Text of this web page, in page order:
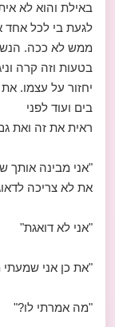
באילת והוא לא
לגעת בי לכל אחד
ממש לא ככה.
בטעות וזה קרה
יחזור על עצמו.
בים ועוד לפני
ראית את זה ואת
"אני מבינה אותך
את לא צריכה
"אני לא דואגת"
"את כן אני
"מה אמרתי לו?"